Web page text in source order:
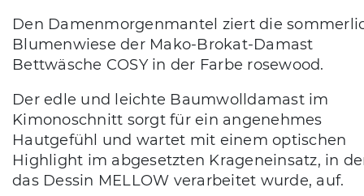
Den Damenmorgenmantel ziert die
Blumenwiese der Mako-Brokat-Damast
Bettwäsche COSY in der Farbe rosewood.
Der edle und leichte Baumwolldamast im
Kimonoschnitt sorgt für ein angenehmes
Hautgefühl und wartet mit einem optischen
Highlight im abgesetzten Krageneinsatz, in
das Dessin MELLOW verarbeitet wurde, auf.